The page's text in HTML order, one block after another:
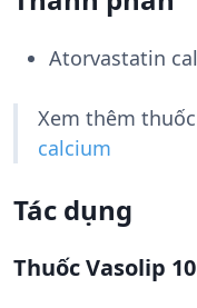
Atorvastatin
Xem thêm
calcium
Tác dụng
Thuốc Vasolip